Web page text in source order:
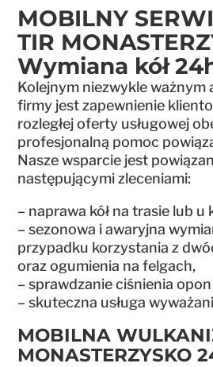
MOBILNY
TIR
Wymiana kół
Kolejnym niezwykle ważnym
firmy jest zapewnienie
rozległej oferty usługowej
profesjonalną pomoc
Nasze wsparcie jest
następującymi zleceniami:
– naprawa kół na trasie lub u
– sezonowa i awaryjna
przypadku korzystania z
oraz ogumienia na felgach,
– sprawdzanie ciśnienia
– skuteczna usługa
MOBILNA
MONASTERZYSKO